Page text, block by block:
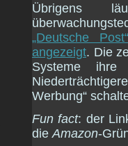
Übrigens
„Deutsche
angezeigt. Die
Systeme
Werbung“
Fun fact: der
die Amazon-